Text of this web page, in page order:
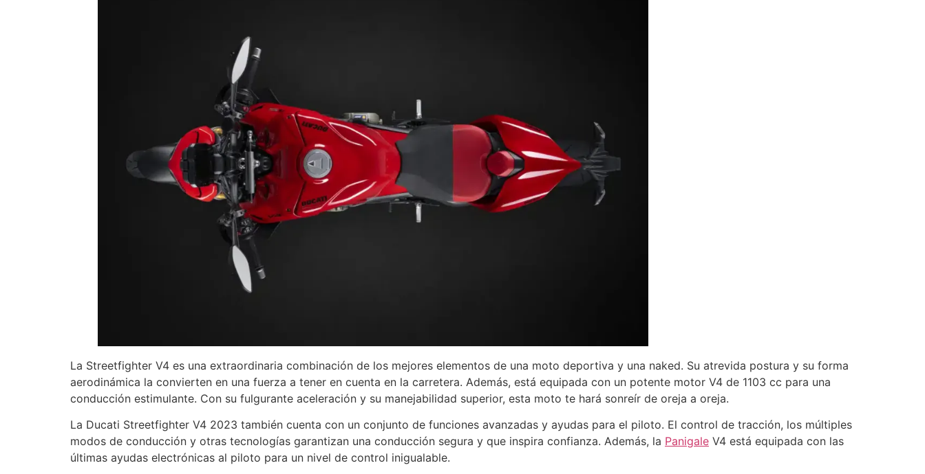
La Streetfighter V4 es una extraordinaria combinación de los mejores elementos de una moto deportiva y una naked. Su atrevida postura y su forma
aerodinámica la convierten en una fuerza a tener en cuenta en la carretera. Además, está equipada con un potente motor V4 de 1103 cc para una
conducción estimulante. Con su fulgurante aceleración y su manejabilidad superior, esta moto te hará sonreír de oreja a oreja.
La Ducati Streetfighter V4 2023 también cuenta con un conjunto de funciones avanzadas y ayudas para el piloto. El control de tracción, los múltiples
modos de conducción y otras tecnologías garantizan una conducción segura y que inspira confianza. Además, la Panigale V4 está equipada con las
últimas ayudas electrónicas al piloto para un nivel de control inigualable.